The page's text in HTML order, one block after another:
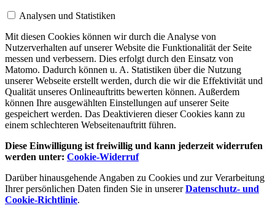
Analysen und Statistiken
Mit diesen Cookies können wir durch die Analyse von
Nutzerverhalten auf unserer Website die Funktionalität der Seite
messen und verbessern. Dies erfolgt durch den Einsatz von
Matomo. Dadurch können u. A. Statistiken über die Nutzung
unserer Webseite erstellt werden, durch die wir die Effektivität und
Qualität unseres Onlineauftritts bewerten können. Außerdem
können Ihre ausgewählten Einstellungen auf unserer Seite
gespeichert werden. Das Deaktivieren dieser Cookies kann zu
einem schlechteren Webseitenauftritt führen.
Diese Einwilligung ist freiwillig und kann jederzeit widerrufen
werden unter: Cookie-Widerruf
Darüber hinausgehende Angaben zu Cookies und zur Verarbeitung
Ihrer persönlichen Daten finden Sie in unsererDatenschutz- und
Cookie-Richtlinie.